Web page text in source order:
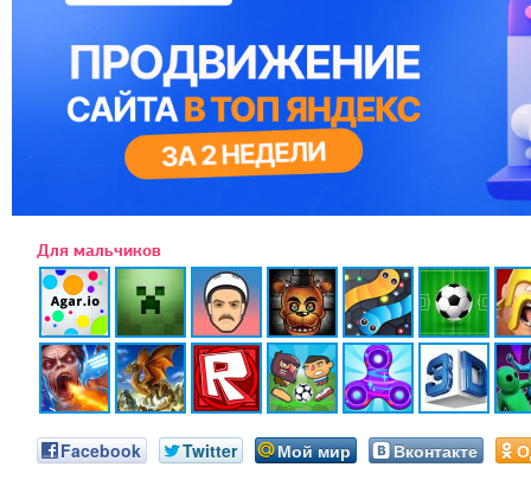
Для мальчиков
Facebook Twitter Мой мир Вконтакте